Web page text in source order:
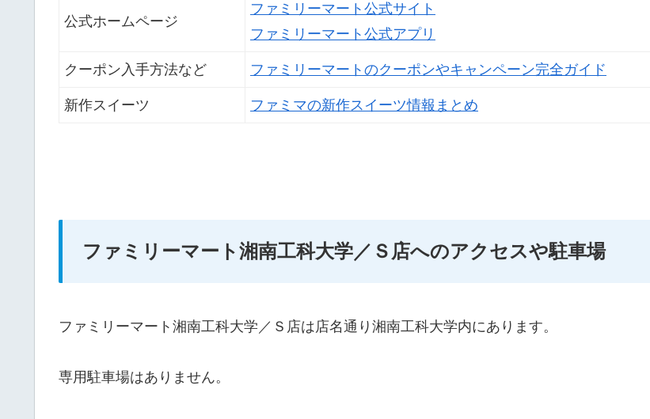
公式ホームページ
ファミリーマート公式サイト
ファミリーマート公式アプリ
クーポン入手方法など ファミリーマートのクーポンやキャンペーン完全ガイド
新作スイーツ ファミマの新作スイーツ情報まとめ
ファミリーマート湘南工科大学／Ｓ店へのアクセスや駐車場
ファミリーマート湘南工科大学／Ｓ店は店名通り湘南工科大学内にあります。
専用駐車場はありません。